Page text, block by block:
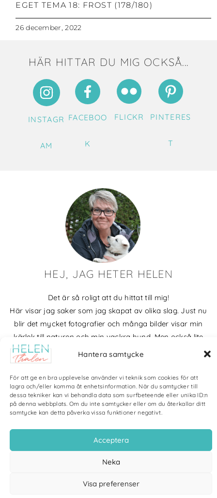
Hantera samtycke
För att ge en bra upplevelse använder vi teknik som cookies för att
lagra och/eller komma åt enhetsinformation. När du samtycker till
dessa tekniker kan vi behandla data som surfbeteende eller unika ID:n
på denna webbplats. Om du inte samtycker eller om du återkallar ditt
samtycke kan detta påverka vissa funktioner negativt.
Acceptera
Neka
Visa preferenser
EGET TEMA 18: FROST (178/180)
26 december, 2022
HÄR HITTAR DU MIG OCKSÅ...
INSTAGR
AM
FACEBOO
K
FLICKR PINTERES
T
HEJ, JAG HETER HELEN
Det är så roligt att du hittat till mig!
Här visar jag saker som jag skapat av olika slag. Just nu
blir det mycket fotografier och många bilder visar min
kärlek till naturen och min vackra hund. Men också lite
annat pyssel och kreativt som jag ägnar mig åt.
Copyright Helen Thalen 2026 – All rights reserved. |
| Produktion och sponsor: CoreIT, Örnsköldsvik